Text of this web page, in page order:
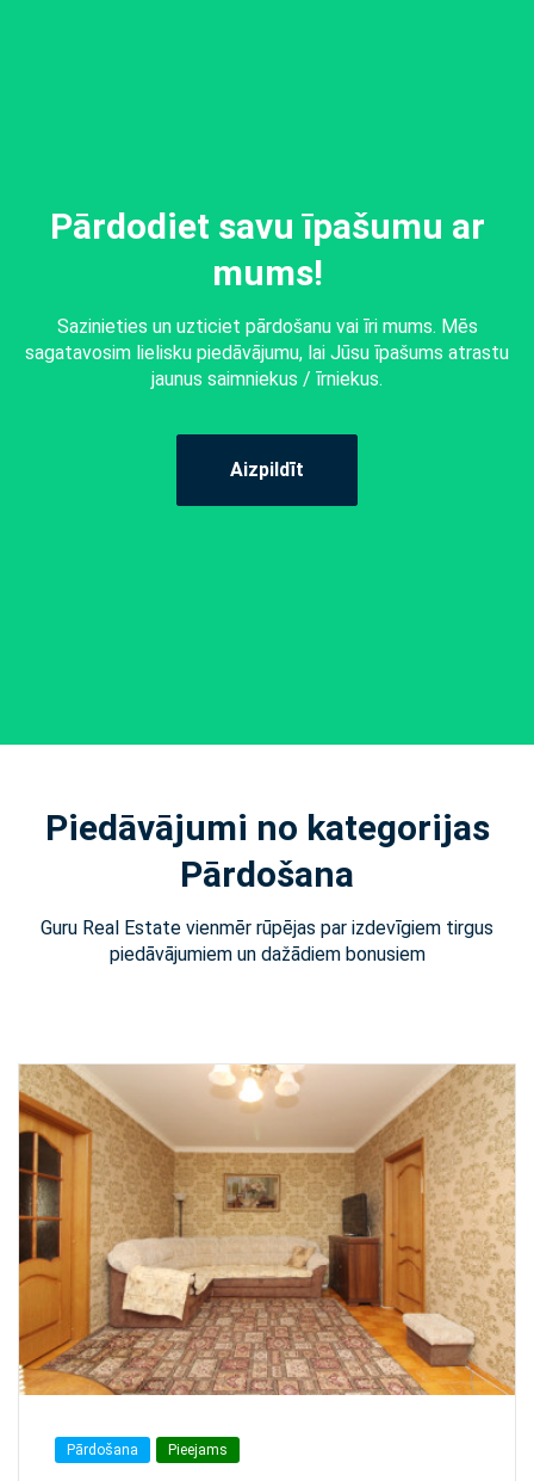
Pārdodiet savu īpašumu ar
mums!
Sazinieties un uzticiet pārdošanu vai īri mums. Mēs
sagatavosim lielisku piedāvājumu, lai Jūsu īpašums atrastu
jaunus saimniekus / īrniekus.
Aizpildīt
Piedāvājumi no kategorijas
Pārdošana
Guru Real Estate vienmēr rūpējas par izdevīgiem tirgus
piedāvājumiem un dažādiem bonusiem
Pārdošana Pieejams